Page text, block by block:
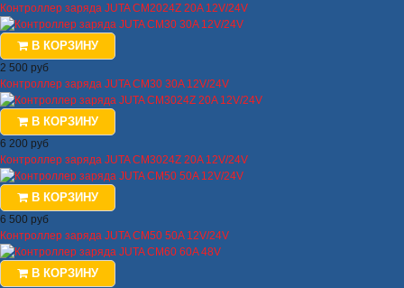
Контроллер заряда JUTA CM2024Z 20A 12V/24V
В КОРЗИНУ
2 500 руб
Контроллер заряда JUTA CM30 30A 12V/24V
В КОРЗИНУ
6 200 руб
Контроллер заряда JUTA CM3024Z 20A 12V/24V
В КОРЗИНУ
6 500 руб
Контроллер заряда JUTA CM50 50A 12V/24V
В КОРЗИНУ